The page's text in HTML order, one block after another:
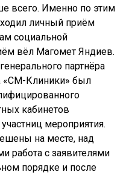
всего. Именно по этим
личный приём
социальной
вёл Магомет Яндиев.
партнёра
«СМ-Клиники» был
кабинетов
мероприятия.
на месте, над
работа с заявителями
порядке и после